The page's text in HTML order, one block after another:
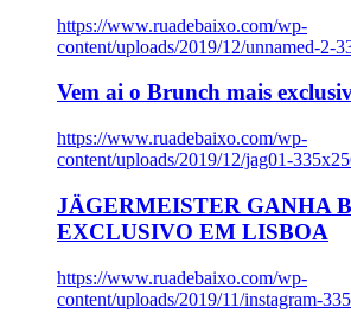
https://www.ruadebaixo.com/wp-
content/uploads/2019/12/unnamed-2-
Vem ai o Brunch mais
https://www.ruadebaixo.com/wp-
content/uploads/2019/12/jag01-
JÄGERMEISTER GANHA
EXCLUSIVO EM LISBOA
https://www.ruadebaixo.com/wp-
content/uploads/2019/11/instagram-